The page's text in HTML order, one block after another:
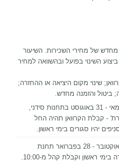
מחדש של מחירי השכירות. השיעור
השינוי בפועל ובהשוואה למחיר
שינוי מקום היציאה או ההחזרה;
ביטול והזמנה מחדש.
בין התאריכים 1 במאי - 31 באוגוסט בתחנות סידני,
- קבלת הקרוואן תהיה החל
יהיו סגורים בימי ראשון.
בין התאריכים 1 באוקטובר - 28 בפברואר תחנת
בימי ראשון וקבלת קהל מ-10:00.